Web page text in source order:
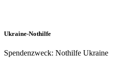
Ukraine-Nothilfe
Spendenzweck: Nothilfe Ukraine